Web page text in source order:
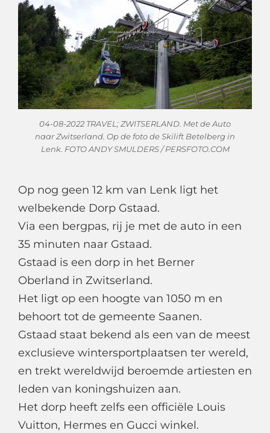
04-08-2022 TRAVEL; ZWITSERLAND. Met de Auto
naar Zwitserland. Op de foto de Skilift Betelberg in
Lenk. FOTO ANDY SMULDERS / PERSFOTO.COM
Op nog geen 12 km van Lenk ligt het
welbekende Dorp Gstaad.
Via een bergpas, rij je met de auto in een
35 minuten naar Gstaad.
Gstaad is een dorp in het Berner
Oberland in Zwitserland.
Het ligt op een hoogte van 1050 m en
behoort tot de gemeente Saanen.
Gstaad staat bekend als een van de meest
exclusieve wintersportplaatsen ter wereld,
en trekt wereldwijd beroemde artiesten en
leden van koningshuizen aan.
Het dorp heeft zelfs een officiële Louis
Vuitton, Hermes en Gucci winkel.